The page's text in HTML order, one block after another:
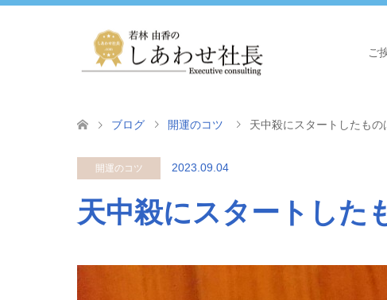
ご
ブログ 開運のコツ 天中殺にスタートしたもの
開運のコツ 2023.09.04
天中殺にスタートした